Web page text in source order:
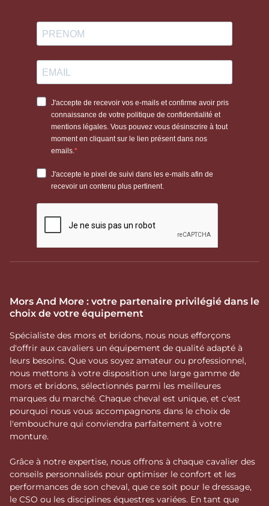
Mors And More : votre partenaire privilégié dans le
choix de votre équipement
Spécialiste des mors et bridons, nous nous efforçons
d'offrir aux cavaliers un équipement de qualité adapté à
leurs besoins. Que vous soyez amateur ou professionnel,
nous mettons à votre disposition une large gamme de
mors et bridons, sélectionnés parmi les meilleures
marques du marché. Chaque cheval est unique, et c'est
pourquoi nous vous accompagnons dans le choix de
l'embouchure qui conviendra parfaitement à votre
monture.
Grâce à notre expertise, nous offrons à chaque cavalier des
conseils personnalisés pour optimiser le confort et les
performances de son cheval, que ce soit pour le dressage,
le CSO ou les disciplines équestres variées. En tant que